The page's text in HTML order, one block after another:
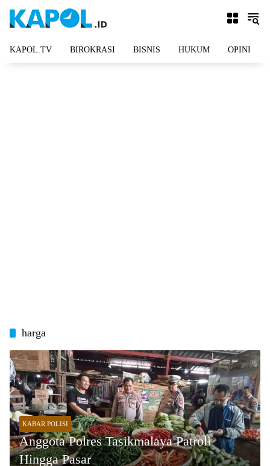
KAPOL.TV BIROKRASI BISNIS HUKUM OPINI
harga
KABAR POLISI
Anggota Polres Tasikmalaya Patroli
Hingga Pasar